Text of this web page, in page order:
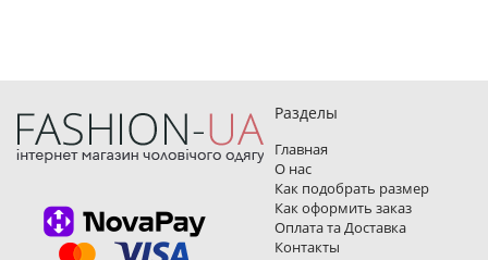
Разделы
Главная
О нас
Как подобрать размер
Как оформить заказ
Оплата та Доставка
Контакты